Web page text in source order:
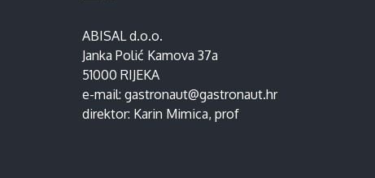
ABISAL d.o.o.
Janka Polić Kamova 37a
51000 RIJEKA
e-mail: gastronaut@gastronaut.hr
direktor: Karin Mimica, prof